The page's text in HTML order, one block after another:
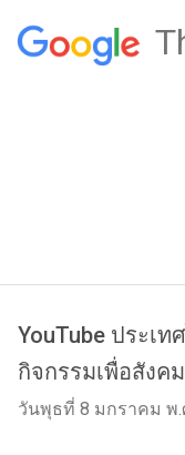
YouTube ประเ
กิจกรรมเพื่อสังค
วันพุธที่ 8 มกราคม พ.